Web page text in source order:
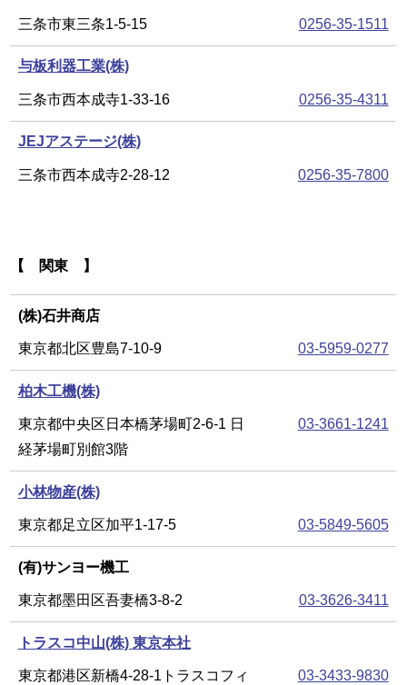
三条市東三条1-5-15 0256-35-1511
与板利器工業(株)
三条市西本成寺1-33-16 0256-35-4311
JEJアステージ(株)
三条市西本成寺2-28-12 0256-35-7800
【 関東 】
(株)石井商店
東京都北区豊島7-10-9 03-5959-0277
柏木工機(株)
東京都中央区日本橋茅場町2-6-1 日
経茅場町別館3階
03-3661-1241
小林物産(株)
東京都足立区加平1-17-5 03-5849-5605
(有)サンヨー機工
東京都墨田区吾妻橋3-8-2 03-3626-3411
トラスコ中山(株) 東京本社
東京都港区新橋4-28-1トラスコフィ
03-3433-9830